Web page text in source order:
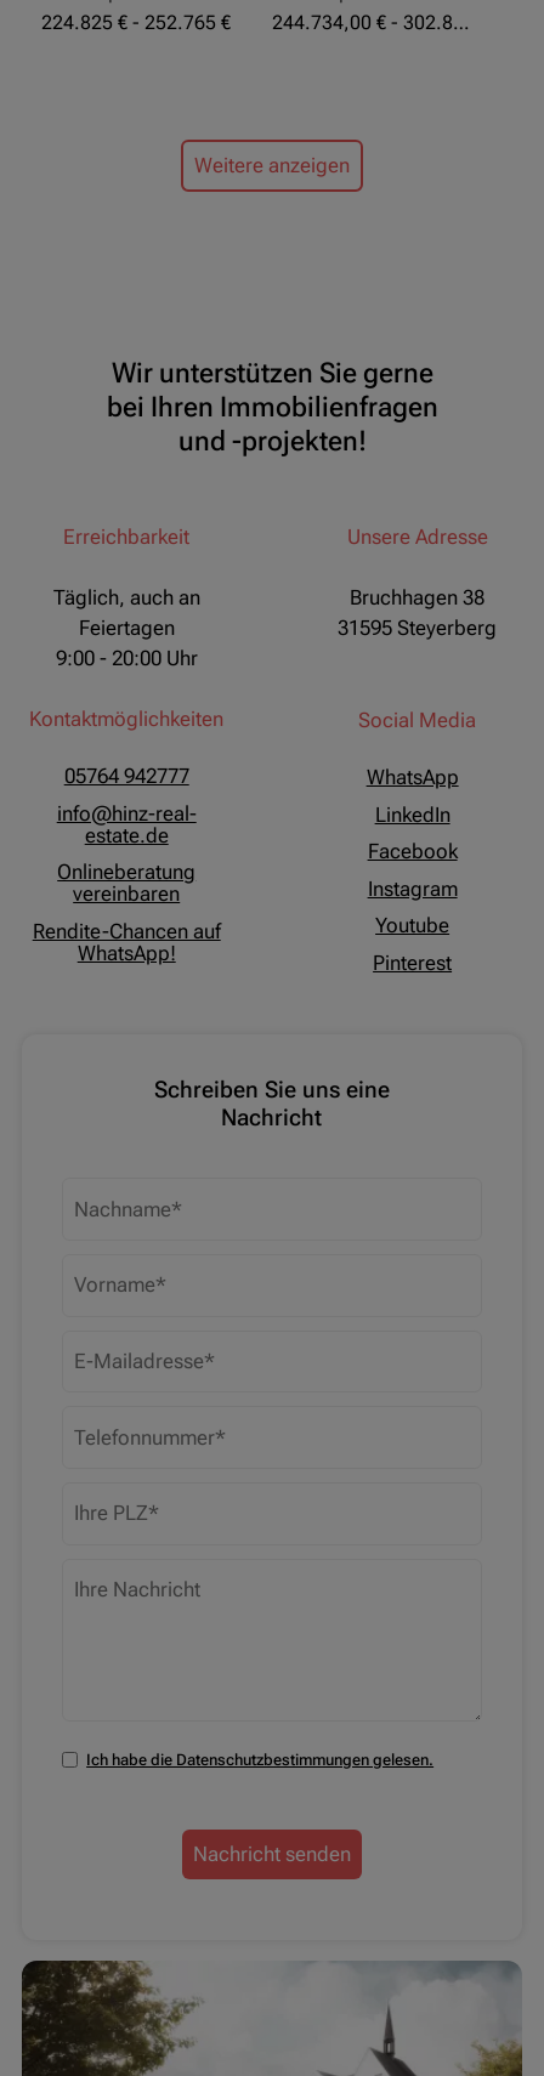
224.825 € - 252.765 €
244.734,00 € - 302.855,00 €
Weitere anzeigen
Wir unterstützen Sie gerne
bei Ihren Immobilienfragen
und -projekten!
Erreichbarkeit
Täglich, auch an
Feiertagen
9:00 - 20:00 Uhr
Kontaktmöglichkeiten
05764 942777
info@hinz-real-
estate.de
Onlineberatung
vereinbaren
Rendite-Chancen auf
WhatsApp!
Unsere Adresse
Bruchhagen 38
31595 Steyerberg
Social Media
WhatsApp
LinkedIn
Facebook
Instagram
Youtube
Pinterest
Schreiben Sie uns eine
Nachricht
Datenschutzbestimmungen zustimmen
Ich habe die Datenschutzbestimmungen gelesen.
Nachricht senden